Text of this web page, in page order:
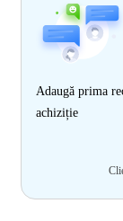
Adaugă prima
achiziție